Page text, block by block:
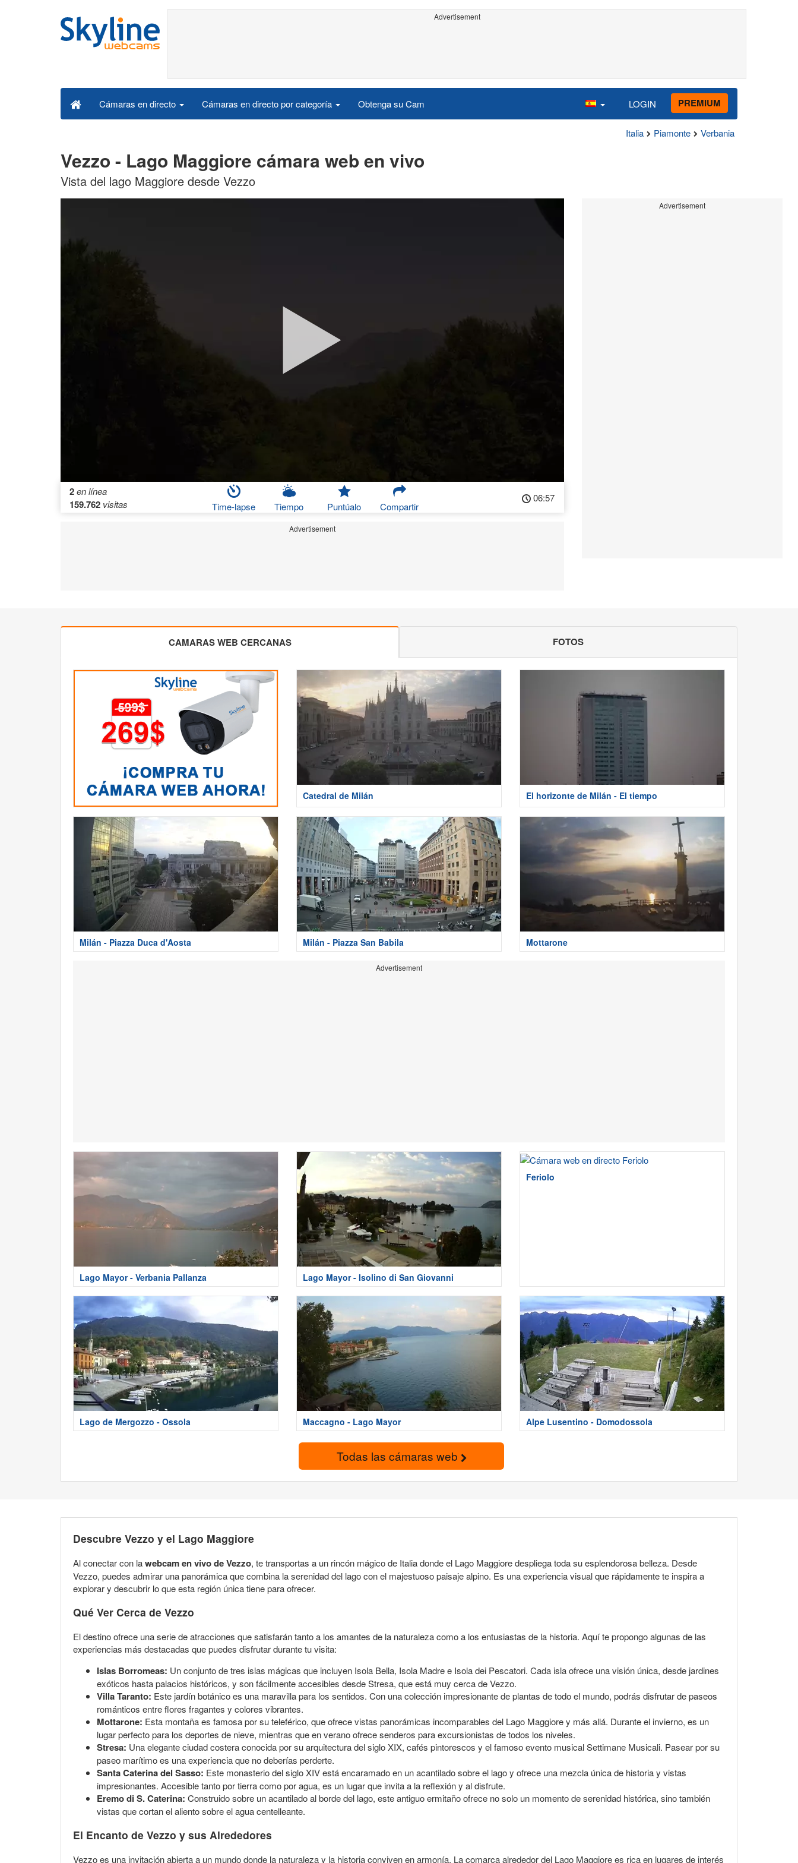
Advertisement
Cámaras en directo Cámaras en directo por categoría Obtenga su Cam LOGIN PREMIUM
Italia Piamonte Verbania
Vezzo - Lago Maggiore cámara web en vivo
Vista del lago Maggiore desde Vezzo
2en línea
159.762 visitas Time-lapse Tiempo Puntúalo Compartir
06:57
Advertisement
Advertisement
CAMARAS WEB CERCANAS FOTOS
Catedral de Milán El horizonte de Milán - El tiempo
Milán - Piazza Duca d'Aosta Milán - Piazza San Babila Mottarone
Advertisement
Lago Mayor - Verbania Pallanza Lago Mayor - Isolino di San Giovanni
Feriolo
Lago de Mergozzo - Ossola Maccagno - Lago Mayor Alpe Lusentino - Domodossola
Todas las cámaras web
Descubre Vezzo y el Lago Maggiore
Al conectar con lawebcam en vivo de Vezzo, te transportas a un rincón mágico de Italia donde el Lago Maggiore despliega toda su esplendorosa belleza. Desde
Vezzo, puedes admirar una panorámica que combina la serenidad del lago con el majestuoso paisaje alpino. Es una experiencia visual que rápidamente te inspira a
explorar y descubrir lo que esta región única tiene para ofrecer.
Qué Ver Cerca de Vezzo
El destino ofrece una serie de atracciones que satisfarán tanto a los amantes de la naturaleza como a los entusiastas de la historia. Aquí te propongo algunas de las
experiencias más destacadas que puedes disfrutar durante tu visita:
Islas Borromeas: Un conjunto de tres islas mágicas que incluyen Isola Bella, Isola Madre e Isola dei Pescatori. Cada isla ofrece una visión única, desde jardines
exóticos hasta palacios históricos, y son fácilmente accesibles desde Stresa, que está muy cerca de Vezzo.
Villa Taranto: Este jardín botánico es una maravilla para los sentidos. Con una colección impresionante de plantas de todo el mundo, podrás disfrutar de paseos
románticos entre flores fragantes y colores vibrantes.
Mottarone: Esta montaña es famosa por su teleférico, que ofrece vistas panorámicas incomparables del Lago Maggiore y más allá. Durante el invierno, es un
lugar perfecto para los deportes de nieve, mientras que en verano ofrece senderos para excursionistas de todos los niveles.
Stresa: Una elegante ciudad costera conocida por su arquitectura del siglo XIX, cafés pintorescos y el famoso evento musical Settimane Musicali. Pasear por su
paseo marítimo es una experiencia que no deberías perderte.
Santa Caterina del Sasso: Este monasterio del siglo XIV está encaramado en un acantilado sobre el lago y ofrece una mezcla única de historia y vistas
impresionantes. Accesible tanto por tierra como por agua, es un lugar que invita a la reflexión y al disfrute.
Eremo di S. Caterina: Construido sobre un acantilado al borde del lago, este antiguo ermitaño ofrece no solo un momento de serenidad histórica, sino también
vistas que cortan el aliento sobre el agua centelleante.
El Encanto de Vezzo y sus Alrededores
Vezzo es una invitación abierta a un mundo donde la naturaleza y la historia conviven en armonía. La comarca alrededor del Lago Maggiore es rica en lugares de interés